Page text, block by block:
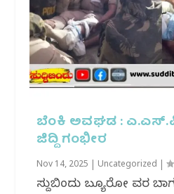
ಬೆಂಕಿ ಅವಘಡ :
ಜಿದ್ದಿ ಗಂಭೀರ
Nov 14, 2025 Uncategorized |
ಸುದ್ದಿಬಿಂದು ಬ್ಯೂರೋ ವರದಿ